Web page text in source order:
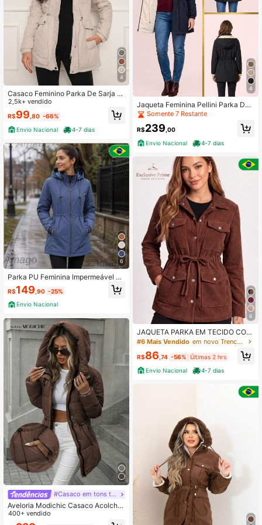
4
Casaco Feminino Parka De Sarja S
obretudo Forrado Pelúcia Moda Inv
erno
2,5k+ vendido
R$99,80 -66%
Envio Nacional
4-7 dias
6
Parka PU Feminina Impermeável C
R$149 ,90 -25%
Envio Nacional
#Casaco em tons terrosos
Aveloria Modichic Casaco Acolcho
ado com Capuz e Cintura Ajustável,
Casual e na Moda, para Inverno
400+ vendido
4
Jaqueta Feminina Pellini Parka Dup
la Face Impermeável - Inverno - Fri
o
Somente 7 Restante
R$239 ,00
Envio Nacional
4-7 dias
6
JAQUETA PARKA EM TECIDO COT
ELÊ AMARRAÇÃO NA CINTURA EL
MENTO
#6 Mais Vendido em novo Trench coats femininos
R$86,74 -56% Últimas 2 hrs
Envio Nacional
4-7 dias